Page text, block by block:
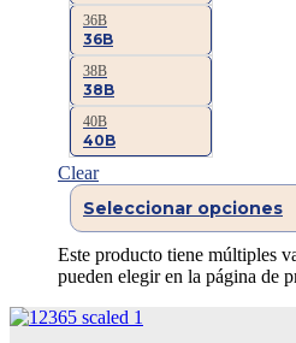
36B
36B
38B
38B
40B
40B
Clear
Seleccionar opciones
Este producto tiene múltiples
pueden elegir en la página de